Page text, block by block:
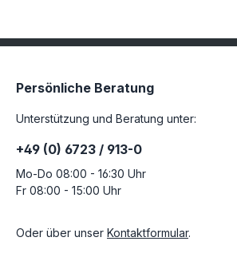
Persönliche Beratung
Unterstützung und Beratung unter:
+49 (0) 6723 / 913-0
Mo-Do 08:00 - 16:30 Uhr
Fr 08:00 - 15:00 Uhr
Oder über unser Kontaktformular.